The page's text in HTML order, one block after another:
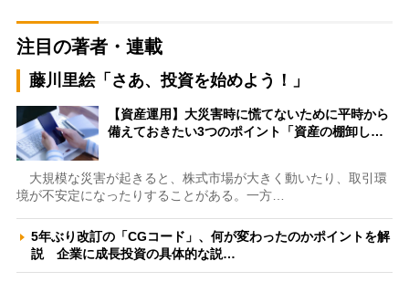
注目の著者・連載
藤川里絵「さあ、投資を始めよう！」
【資産運用】大災害時に慌てないために平時から
備えておきたい3つのポイント「資産の棚卸し…
大規模な災害が起きると、株式市場が大きく動いたり、取引環
境が不安定になったりすることがある。一方…
5年ぶり改訂の「CGコード」、何が変わったのかポイントを解
説 企業に成長投資の具体的な説…